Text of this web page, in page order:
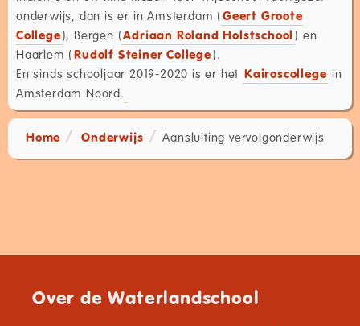
onderwijs, dan is er in Amsterdam ( Geert Groote
College), Bergen (Adriaan Roland Holstschool ) en
Haarlem ( Rudolf Steiner College).
En sinds schooljaar 2019-2020 is er het Kairoscollege in
Amsterdam Noord.
Home Onderwijs Aansluiting vervolgonderwijs
Over de Waterlandschool